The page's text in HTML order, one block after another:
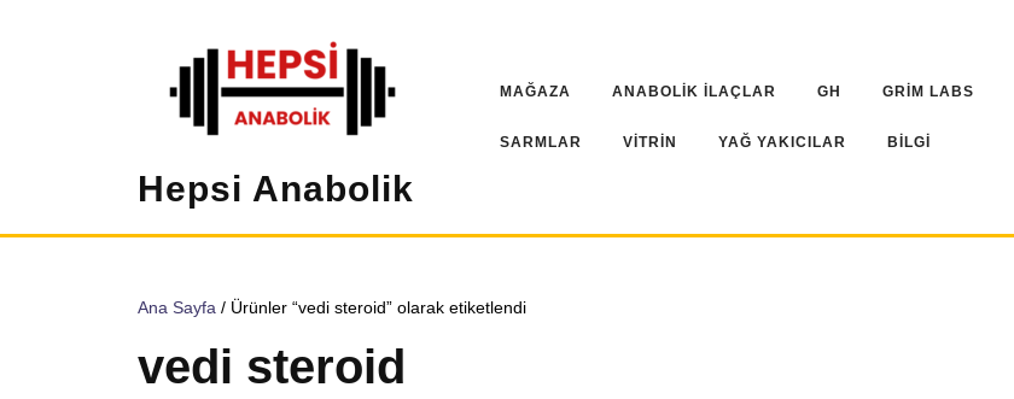
Hepsi Anabolik
MAĞAZA ANABOLİK İLAÇLAR GH GRİM LABS
SARMLAR VİTRİN YAĞ YAKICILAR BİLGİ
Ana Sayfa / Ürünler “vedi steroid” olarak etiketlendi
vedi steroid